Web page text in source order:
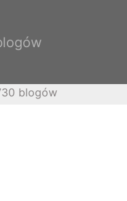
blogów